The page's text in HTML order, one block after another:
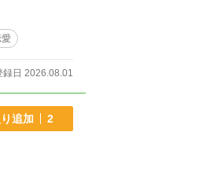
録日 2026.08.01
追加 2